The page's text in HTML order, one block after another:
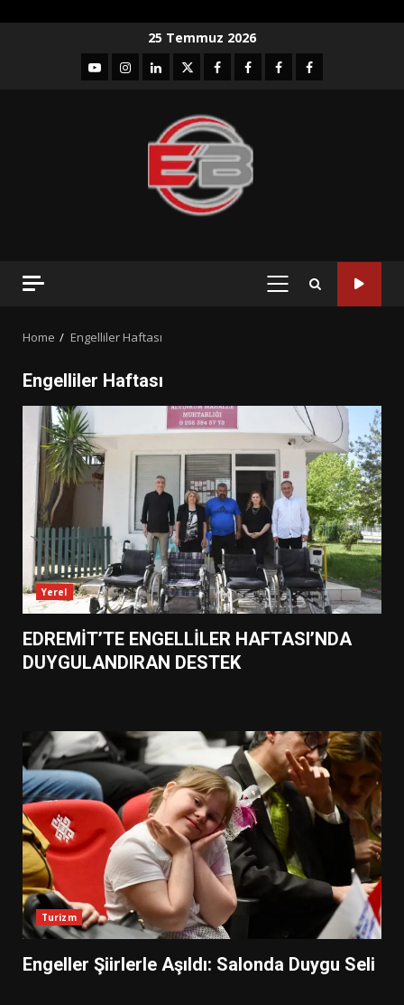
25 Temmuz 2026
YouTubeInstagram
LinkedIntwitterfacebook-Facebook-
Facebook-Facebook-
PRIMARY
Home Engelliler Haftası
Engelliler Haftası
Yerel
EDREMİT’TE ENGELLİLER HAFTASI’NDA
DUYGULANDIRAN DESTEK
Turizm
Engeller Şiirlerle Aşıldı: Salonda Duygu Seli